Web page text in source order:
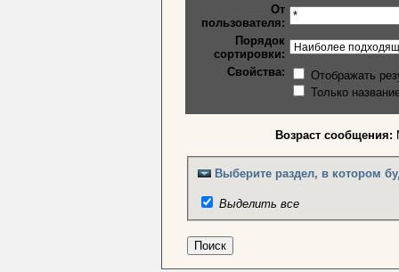
От
пользователя:
Порядок
сортировки:
Свойства:
Отображать
Только
Возраст сообщения:
Выберите раздел, в котором
Выделить все